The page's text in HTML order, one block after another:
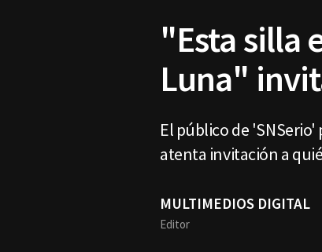
"Esta silla
Luna"
El público de
atenta invitación a
MULTIMEDIOS DIGITAL
Editor